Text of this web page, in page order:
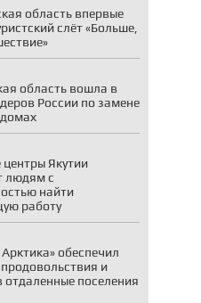
область впервые
слёт «Больше,
область вошла в
России по замене
Якутии
людям с
найти
работу
обеспечил
и
отдаленные поселения